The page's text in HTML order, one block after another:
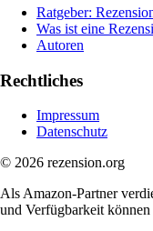
Ratgeber:
Was ist eine
Autoren
Rechtliches
Impressum
Datenschutz
© 2026 rezension.org
Als Amazon-Partner
und Verfügbarkeit